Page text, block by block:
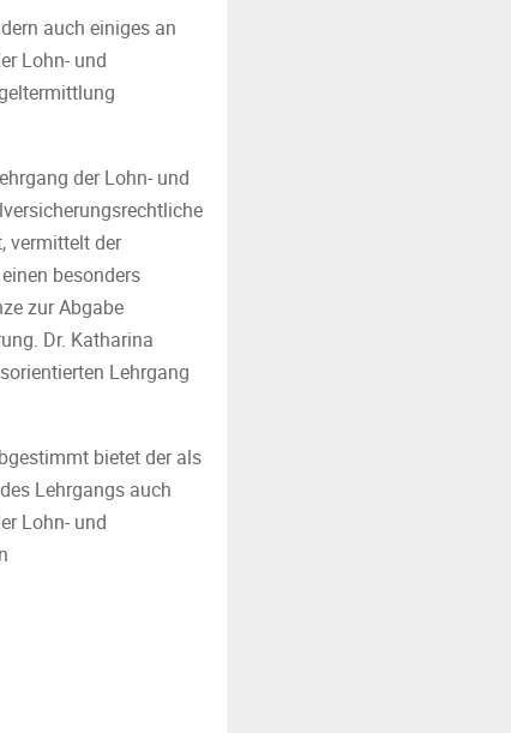
auch einiges an
Lohn- und
der Lohn- und
vermittelt der
besonders
zur Abgabe
Dr. Katharina
Lehrgang
bietet der als
Lehrgangs auch
Lohn- und